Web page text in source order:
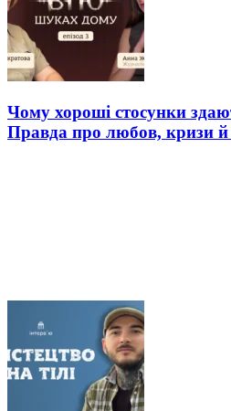
Чому хороші стосунки
Правда про любов, кризи й